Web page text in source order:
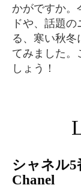
かがですか。
ドや、話題
る、寒い秋冬
てみました。
しょう！
シャネル5番 Chanel N°5 - シャネル
Chanel